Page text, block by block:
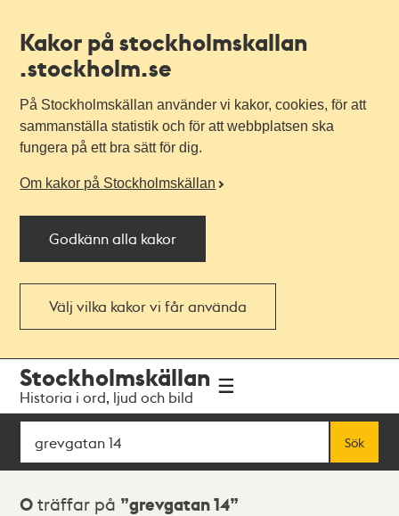
Kakor på stockholmskallan
.stockholm.se
På Stockholmskällan använder vi kakor, cookies, för att
sammanställa statistik och för att webbplatsen ska
fungera på ett bra sätt för dig.
Om kakor på Stockholmskällan
Godkänn alla kakor
Välj vilka kakor vi får använda
navigationen
huvudinnehållet
Stockholmskällan
Historia i ord, ljud och bild
Sök
Sök
Sökresultat
0 träffar på grevgatan 14